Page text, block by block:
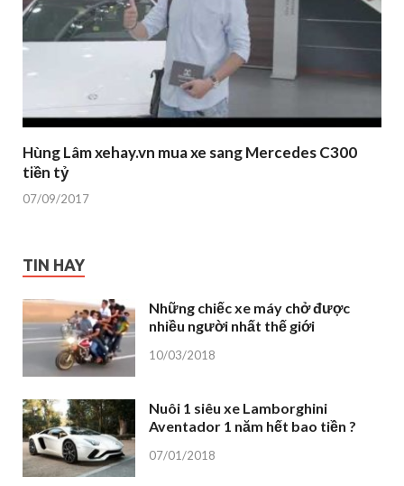
Hùng Lâm xehay.vn mua xe sang Mercedes C300
tiền tỷ
07/09/2017
TIN HAY
Những chiếc xe máy chở được
nhiều người nhất thế giới
10/03/2018
Nuôi 1 siêu xe Lamborghini
Aventador 1 năm hết bao tiền ?
07/01/2018